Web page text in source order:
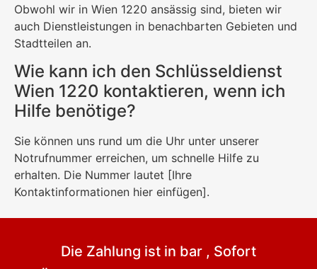
Obwohl wir in Wien 1220 ansässig sind, bieten wir
auch Dienstleistungen in benachbarten Gebieten und
Stadtteilen an.
Wie kann ich den Schlüsseldienst
Wien 1220 kontaktieren, wenn ich
Hilfe benötige?
Sie können uns rund um die Uhr unter unserer
Notrufnummer erreichen, um schnelle Hilfe zu
erhalten. Die Nummer lautet [Ihre
Kontaktinformationen hier einfügen].
Die Zahlung ist in bar , Sofort